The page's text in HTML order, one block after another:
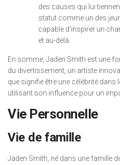
des causes qui lui
statut comme un des
capable d’inspirer un
et au-delà.
En somme, Jaden Smith est une
du divertissement, un artiste
que signifie être une célébrité
utilisant son influence pour un
Vie Personnelle
Vie de famille
Jaden Smith, né dans une famille